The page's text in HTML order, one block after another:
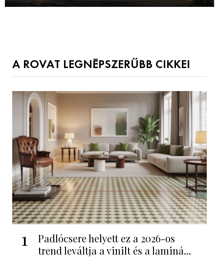
A ROVAT LEGNÉPSZERŰBB CIKKEI
1
Padlócsere helyett ez a 2026-os
trend leváltja a vinilt és a laminá...